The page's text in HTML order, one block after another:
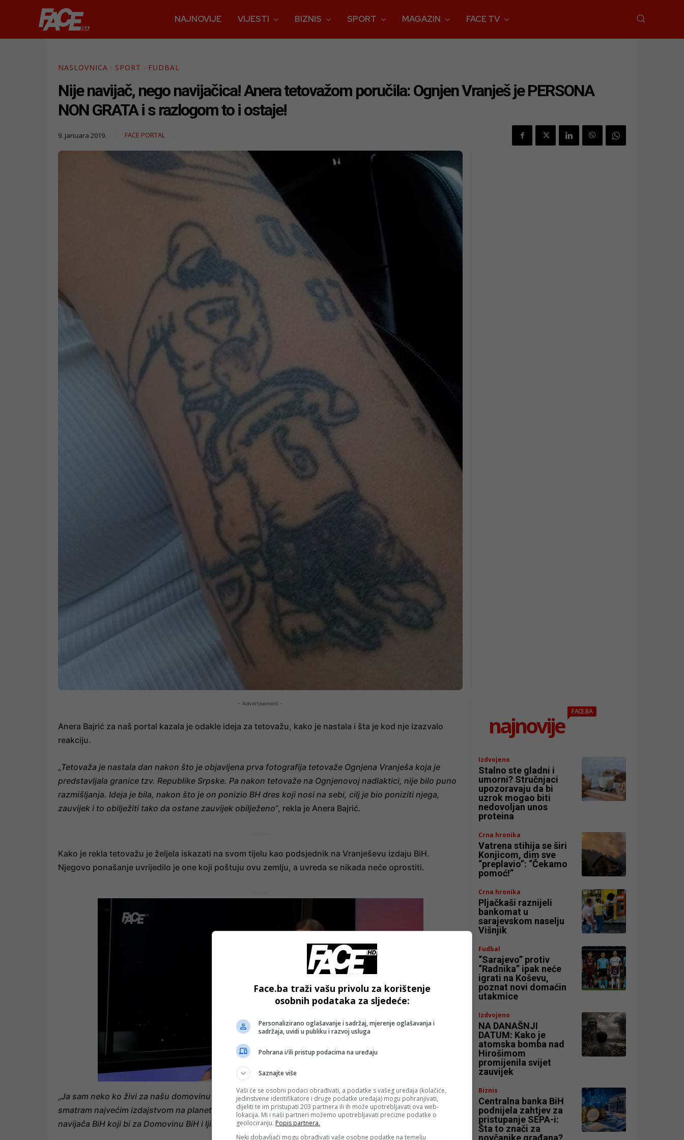
NAJNOVIJE VIJESTI BIZNIS SPORT MAGAZIN FACE TV
NASLOVNICA SPORT FUDBAL
Nije navijač, nego navijačica! Anera tetovažom poručila: Ognjen Vranješ je PERSONA
NON GRATA i s razlogom to i ostaje!
9. januara 2019. FACE PORTAL
- Advertisement -
Anera Bajrić za naš portal kazala je odakle ideja za tetovažu, kako je nastala i šta je kod nje izazvalo
reakciju.
„Tetovaža je nastala dan nakon što je objavljena prva fotografija tetovaže Ognjena Vranješa koja je
predstavljala granice tzv. Republike Srpske. Pa nakon tetovaže na Ognjenovoj nadlaktici, nije bilo puno
razmišljanja. Ideja je bila, nakon što je on ponizio BH dres koji nosi na sebi, cilj je bio poniziti njega,
zauvijek i to obilježiti tako da ostane zauvijek obilježeno“, rekla je Anera Bajrić.
Kako je rekla tetovažu je željela iskazati na svom tijelu kao podsjednik na Vranješevu izdaju BiH.
Njegovo ponašanje uvrijedilo je one koji poštuju ovu zemlju, a uvreda se nikada neće oprostiti.
„Ja sam neko ko živi za našu domovinu i izdajstvo naše domovine koju smo životima i krvlju platili
smatram najvećim izdajstvom na planeti. Zato se na mojoj tetovaži Ognjen nalazi na koljenima ispred
navijača BiH koji bi za Domovinu BiH i ljiljane život dao“, rekla je Bajrić.
najnovije
FACE.BA
Izdvojeno
Stalno ste gladni i
umorni? Stručnjaci
upozoravaju da bi
uzrok mogao biti
nedovoljan unos
proteina
Crna hronika
Vatrena stihija se širi
Konjicom, dim sve
“preplavio”: “Čekamo
pomoć!”
Crna hronika
Pljačkaši raznijeli
bankomat u
sarajevskom naselju
Višnjik
Fudbal
“Sarajevo” protiv
“Radnika” ipak neće
igrati na Koševu,
poznat novi domaćin
utakmice
Izdvojeno
NA DANAŠNJI
DATUM: Kako je
atomska bomba nad
Hirošimom
promijenila svijet
zauvijek
Biznis
Centralna banka BiH
podnijela zahtjev za
pristupanje SEPA-i:
Šta to znači za
novčanike građana?
Face.ba traži vašu privolu za korištenje
osobnih podataka za sljedeće:
Personalizirano oglašavanje i sadržaj, mjerenje oglašavanja i
sadržaja, uvidi u publiku i razvoj usluga
Pohrana i/ili pristup podacima na uređaju
Saznajte više
Vaši će se osobni podaci obrađivati, a podatke s vašeg uređaja (kolačiće,
jedinstvene identifikatore i druge podatke uređaja) mogu pohranjivati,
dijeliti te im pristupati 203 partnera ili ih može upotrebljavati ova web-
lokacija. Mi i naši partneri možemo upotrebljavati precizne podatke o
geolociranju. Popis partnera.
Neki dobavljači mogu obrađivati vaše osobne podatke na temelju